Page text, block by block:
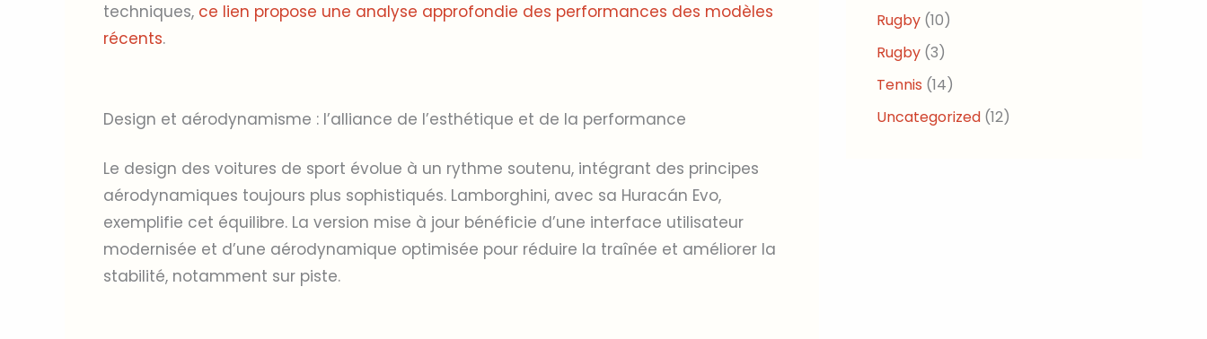
techniques, ce lien propose une analyse approfondie des performances des modèles
récents.
Design et aérodynamisme : l’alliance de l’esthétique et de la performance
Le design des voitures de sport évolue à un rythme soutenu, intégrant des principes
aérodynamiques toujours plus sophistiqués. Lamborghini, avec sa Huracán Evo,
exemplifie cet équilibre. La version mise à jour bénéficie d’une interface utilisateur
modernisée et d’une aérodynamique optimisée pour réduire la traînée et améliorer la
stabilité, notamment sur piste.
Rugby (10)
Rugby (3)
Tennis (14)
Uncategorized (12)